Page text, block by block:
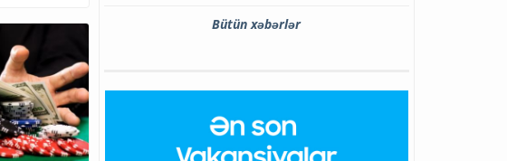
Bütün xəbərlər